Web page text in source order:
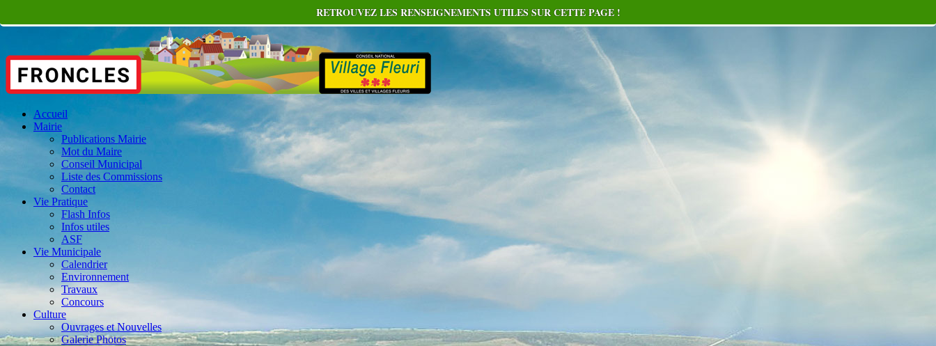
Accueil
Mairie
Publications Mairie
Mot du Maire
Conseil Municipal
Liste des Commissions
Contact
Vie Pratique
Flash Infos
Infos utiles
ASF
Vie Municipale
Calendrier
Environnement
Travaux
Concours
Culture
Ouvrages et Nouvelles
Galerie Photos
RETROUVEZ LES RENSEIGNEMENTS UTILES SUR CETTE PAGE !